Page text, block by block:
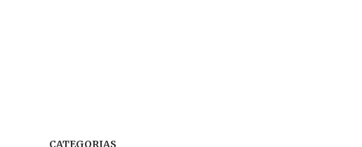
CATEGORIAS